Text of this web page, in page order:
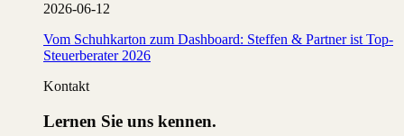
2026-06-12
Vom Schuhkarton zum Dashboard: Steffen & Partner ist Top-
Steuerberater 2026
Kontakt
Lernen Sie uns kennen.